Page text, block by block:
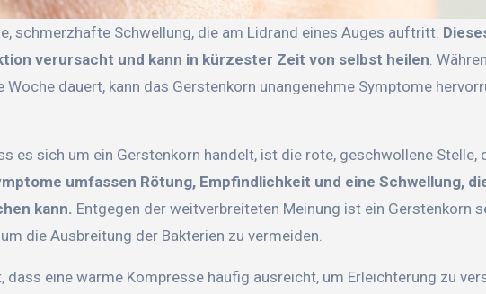
schmerzhafte Schwellung, die am Lidrand eines Auges auftritt.
verursacht und kann in kürzester Zeit von selbst heilen.
dauert, kann das Gerstenkorn unangenehme Symptome
es sich um ein Gerstenkorn handelt, ist die rote, geschwollene Stelle,
umfassen Rötung, Empfindlichkeit und eine Schwellung,
kann. Entgegen der weitverbreiteten Meinung ist ein Gerstenkorn
die Ausbreitung der Bakterien zu vermeiden.
dass eine warme Kompresse häufig ausreicht, um Erleichterung zu